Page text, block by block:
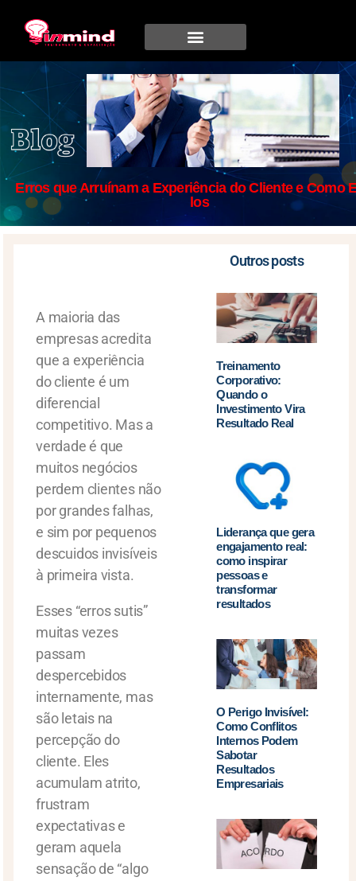
Erros que Arruínam a Experiência do Cliente e Como
los
A maioria das
empresas acredita
que a experiência
do cliente é um
diferencial
competitivo. Mas a
verdade é que
muitos negócios
perdem clientes não
por grandes falhas,
e sim por pequenos
descuidos invisíveis
à primeira vista.
Esses “erros sutis”
muitas vezes
passam
despercebidos
internamente, mas
são letais na
percepção do
cliente. Eles
acumulam atrito,
frustram
expectativas e
geram aquela
sensação de “algo
Outros posts
Treinamento
Corporativo:
Quando o
Investimento Vira
Resultado Real
Liderança que gera
engajamento real:
como inspirar
pessoas e
transformar
resultados
O Perigo Invisível:
Como Conflitos
Internos Podem
Sabotar
Resultados
Empresariais